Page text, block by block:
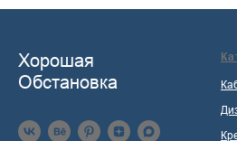
Хорошая
Обстановка